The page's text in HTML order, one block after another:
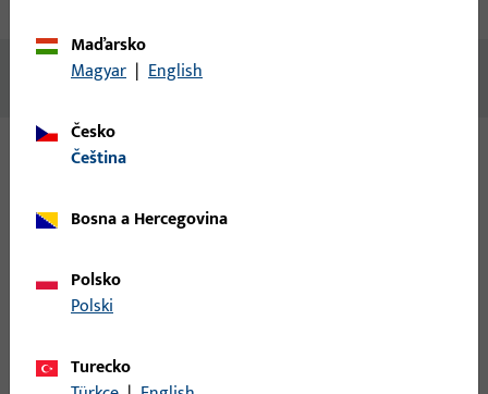
Žádný obsah není k dispozici
Pro tento produkt jsou k dispozici následující varianty:
Maďarsko
Magyar | English
Česko
čeština
Bosna a Hercegovina
Polsko
Polski
Turecko